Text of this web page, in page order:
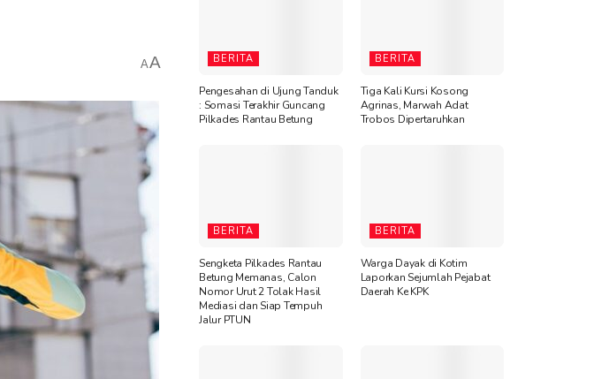
AA BERITA
Pengesahan di Ujung Tanduk
: Somasi Terakhir Guncang
Pilkades Rantau Betung
BERITA
Tiga Kali Kursi Kosong
Agrinas, Marwah Adat
Trobos Dipertaruhkan
BERITA
Sengketa Pilkades Rantau
Betung Memanas, Calon
Nomor Urut 2 Tolak Hasil
Mediasi dan Siap Tempuh
Jalur PTUN
BERITA
Warga Dayak di Kotim
Laporkan Sejumlah Pejabat
Daerah Ke KPK